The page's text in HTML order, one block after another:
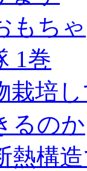
もちゃ
1巻
栽培
るのか
熱構